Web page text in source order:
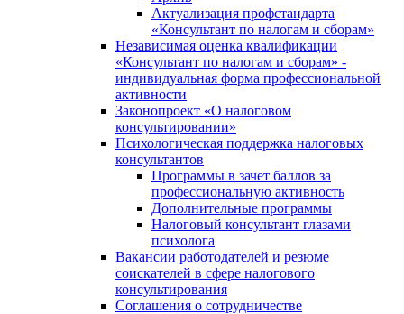
Актуализация профстандарта
«Консультант по налогам и сборам»
Независимая оценка квалификации
«Консультант по налогам и сборам» -
индивидуальная форма профессиональной
активности
Законопроект «О налоговом
консультировании»
Психологическая поддержка налоговых
консультантов
Программы в зачет баллов за
профессиональную активность
Дополнительные программы
Налоговый консультант глазами
психолога
Вакансии работодателей и резюме
соискателей в сфере налогового
консультирования
Соглашения о сотрудничестве